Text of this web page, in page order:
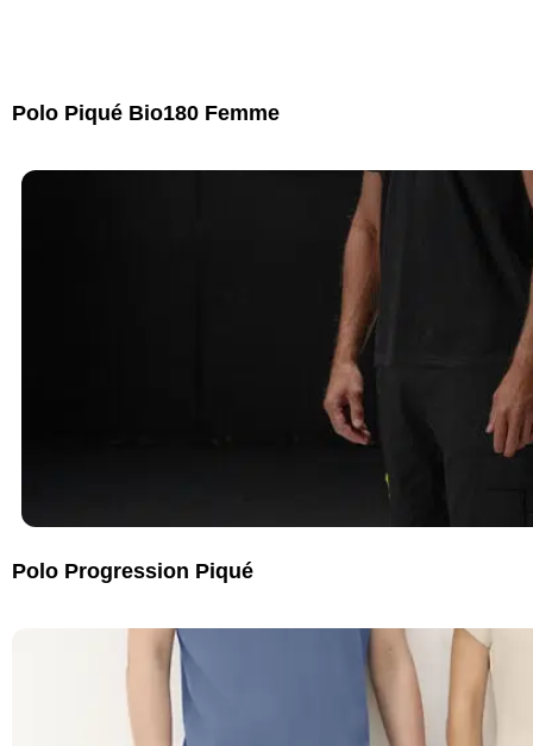
Polo Piqué Bio180 Femme
Polo Progression Piqué